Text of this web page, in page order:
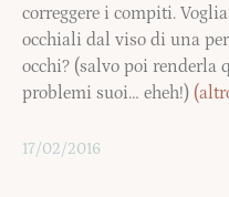
correggere i compiti.
occhiali dal viso di una
occhi? (salvo poi renderla
problemi suoi… eheh!)
17/02/2016